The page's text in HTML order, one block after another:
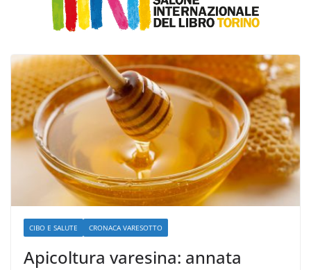
CIBO E SALUTE CRONACA VARESOTTO
Apicoltura varesina: annata